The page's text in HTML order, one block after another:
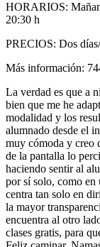
HORARIOS:
20:30 h
PRECIOS: Dos
Más información:
La verdad es que a
bien que me he
modalidad y los
alumnado desde el
muy cómoda y creo
de la pantalla lo
haciendo sentir al
por sí solo, como en
centra tan solo en
la mayor
encuentra al otro
clases gratis, para